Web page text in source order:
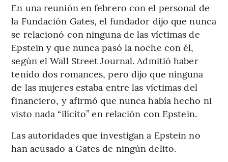
En una reunión en febrero con el personal de
la Fundación Gates, el fundador dijo que nunca
se relacionó con ninguna de las víctimas de
Epstein y que nunca pasó la noche con él,
según el Wall Street Journal. Admitió haber
tenido dos romances, pero dijo que ninguna
de las mujeres estaba entre las víctimas del
financiero, y afirmó que nunca había hecho ni
visto nada “ilícito” en relación con Epstein.
Las autoridades que investigan a Epstein no
han acusado a Gates de ningún delito.